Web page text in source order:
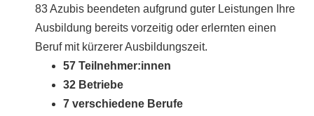
83 Azubis beendeten aufgrund guter Leistungen Ihre
Ausbildung bereits vorzeitig oder erlernten einen
Beruf mit kürzerer Ausbildungszeit.
57 Teilnehmer:innen
32 Betriebe
7 verschiedene Berufe